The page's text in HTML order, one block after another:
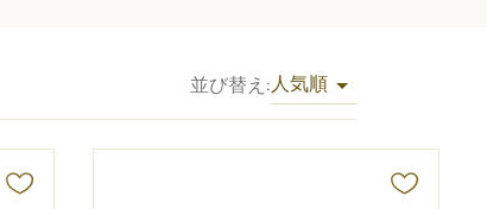
並び替え :人気順